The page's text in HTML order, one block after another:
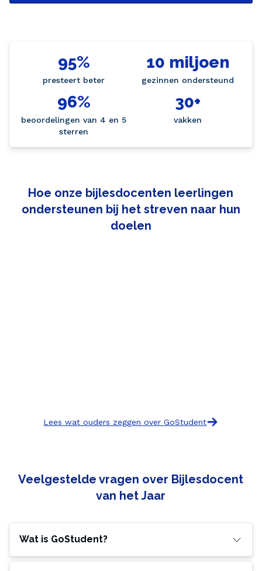
95%
presteert beter
10 miljoen
gezinnen ondersteund
96%
beoordelingen van 4 en 5
sterren
30+
vakken
Hoe onze bijlesdocenten leerlingen
ondersteunen bij het streven naar hun
doelen
Lees wat ouders zeggen over GoStudent
Veelgestelde vragen over Bijlesdocent
van het Jaar
Wat is GoStudent?